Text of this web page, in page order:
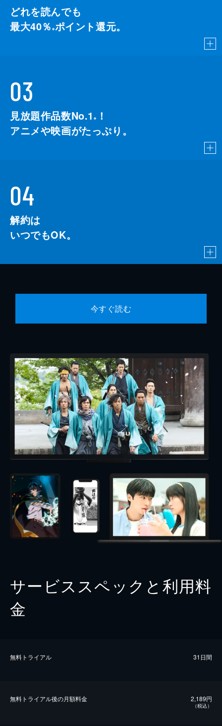
どれを読んでも
最大40％ ※ポイント還元。
03
見放題作品数No.1 ※
！
アニメや映画がたっぷり。
04
解約は
いつでもOK。
今すぐ読む
サービススペックと利用料
金
無料トライアル 31日間
無料トライアル後の⽉額料金 2,189円
（税込）